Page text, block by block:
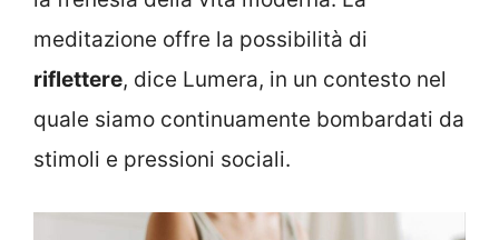
meditazione offre la possibilità di
riflettere, dice Lumera, in un contesto nel
quale siamo continuamente bombardati da
stimoli e pressioni sociali.